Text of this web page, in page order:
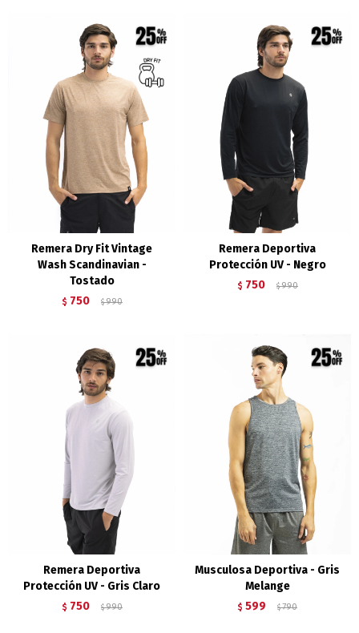
Remera Dry Fit Vintage
Wash Scandinavian -
Tostado
$ 750 $ 990
Remera Deportiva
Protección UV - Negro
$ 750 $ 990
Remera Deportiva
Protección UV - Gris Claro
$ 750 $ 990
Musculosa Deportiva - Gris
Melange
$ 599 $ 790